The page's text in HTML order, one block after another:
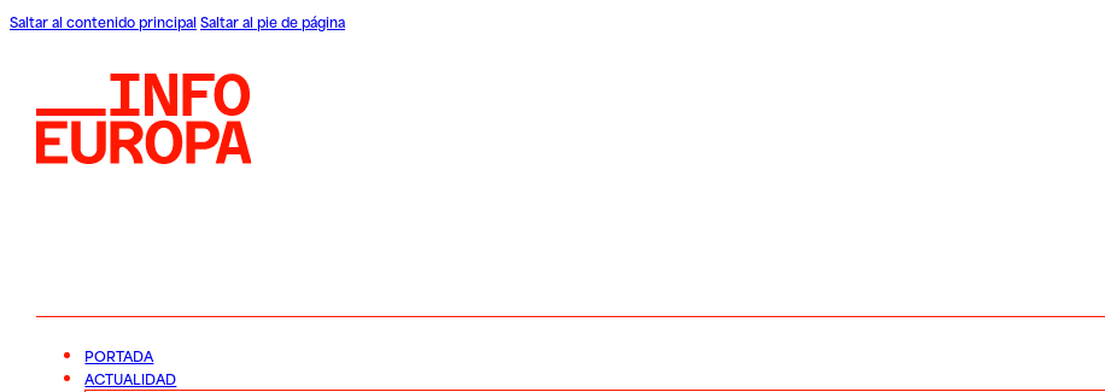
Saltar al contenido principal Saltar al pie de página
PORTADA
ACTUALIDAD